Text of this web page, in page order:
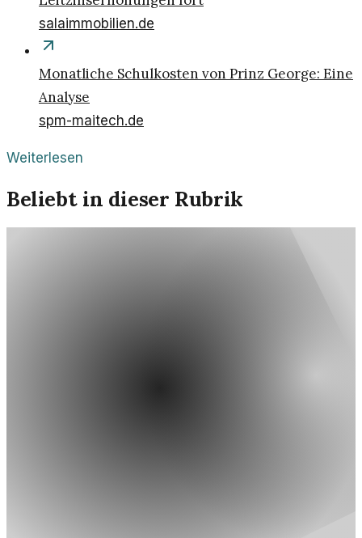
salaimmobilien.de
Monatliche Schulkosten von Prinz George: Eine
Analyse
spm-maitech.de
Weiterlesen
Beliebt in dieser Rubrik